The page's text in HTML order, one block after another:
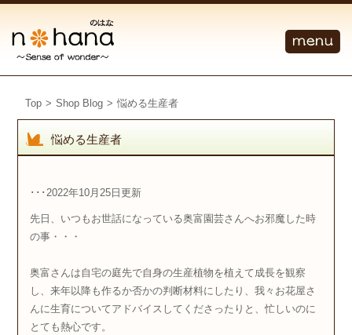
Top > Shop Blog > 悩める生産者
悩める生産者
･･･2022年10月25日更新
先日、いつもお世話になっている奥富園芸さんへお邪魔した時
の事・・・
奥富さんは自宅の庭先で自身の生産植物を植えて成長を観察
し、来年以降も作るか否かの判断材料にしたり、我々お花屋さ
んに生育についてアドバイスしてくださったりと、忙しいのに
とても熱心です。